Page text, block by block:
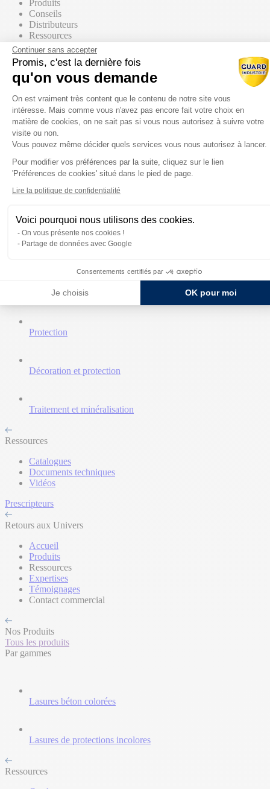
Produits
Conseils
Distributeurs
Ressources
Contact commercial
Nos Produits
Tous les produits
Par supports
Mur / Façade
Toiture
Par gammes
Nettoyant et décapant
Protection
Décoration et protection
Traitement et minéralisation
Ressources
Catalogues
Documents techniques
Vidéos
Prescripteurs
Retours aux Univers
Accueil
Produits
Ressources
Expertises
Témoignages
Contact commercial
Nos Produits
Tous les produits
Par gammes
Lasures béton colorées
Lasures de protections incolores
Ressources
Continuer sans accepter
Promis, c'est la dernière fois
qu'on vous demande
Plateforme de Gestion du
On est vraiment très content que le contenu de notre site vous
intéresse. Mais comme vous n'avez pas encore fait votre choix en
matière de cookies, on ne sait pas si vous nous autorisez à suivre votre
visite ou non.
Vous pouvez même décider quels services vous nous autorisez à lancer.
Pour modifier vos préférences par la suite, cliquez sur le lien
'Préférences de cookies' situé dans le pied de page.
Lire la politique de confidentialité
Voici pourquoi nous utilisons des cookies.
On vous présente nos cookies !
Partage de données avec Google
Consentements certifiés par
Je choisis OK pour moi
Axeptio consent